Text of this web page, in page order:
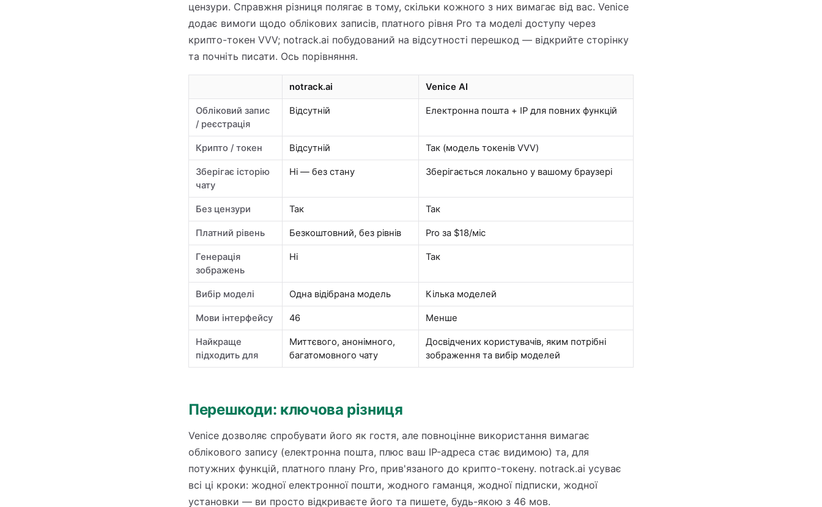
цензури. Справжня різниця полягає в тому, скільки кожного з них вимагає від вас. Venice
додає вимоги щодо облікових записів, платного рівня Pro та моделі доступу через
крипто-токен VVV; notrack.ai побудований на відсутності перешкод — відкрийте сторінку
та почніть писати. Ось порівняння.
notrack.ai Venice AI
Обліковий запис
/ реєстрація
Відсутній Електронна пошта + IP для повних функцій
Крипто / токен Відсутній Так (модель токенів VVV)
Зберігає історію
чату
Ні — без стану Зберігається локально у вашому браузері
Без цензури Так Так
Платний рівень Безкоштовний, без рівнів Pro за $18/міс
Генерація
зображень
Ні Так
Вибір моделі Одна відібрана модель Кілька моделей
Мови інтерфейсу 46 Менше
Найкраще
підходить для
Миттєвого, анонімного,
багатомовного чату
Досвідчених користувачів, яким потрібні
зображення та вибір моделей
Перешкоди: ключова різниця
Venice дозволяє спробувати його як гостя, але повноцінне використання вимагає
облікового запису (електронна пошта, плюс ваш IP-адреса стає видимою) та, для
потужних функцій, платного плану Pro, прив'язаного до крипто-токену. notrack.ai усуває
всі ці кроки: жодної електронної пошти, жодного гаманця, жодної підписки, жодної
установки — ви просто відкриваєте його та пишете, будь-якою з 46 мов.